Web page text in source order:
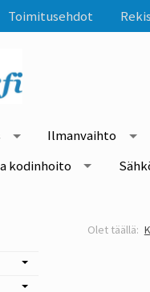
Toimitusehdot
Ilmanvaihto
kodinhoito